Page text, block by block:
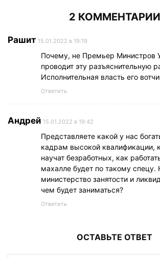
2 КОММЕНТАРИИ
Рашит 15.01.2022 в 19:19
Почему, не Премьер Министров
проводит эту разъяснительную
Исполнительная власть его
Ответить
Андрей 15.01.2022 в 19:42
Представляете какой у нас
кадрам высокой квалификации,
научат безработных, как
махалле будет по такому спецу.
министерство занятости и
чем будет заниматься?
Ответить
ОСТАВЬТЕ ОТВЕТ